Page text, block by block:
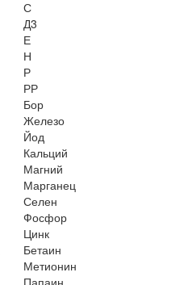
С
Д3
Е
Н
Р
РР
Бор
Железо
Йод
Кальций
Магний
Марганец
Селен
Фосфор
Цинк
Бетаин
Метионин
Папаин